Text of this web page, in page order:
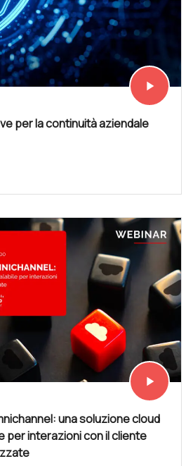
Vedi subito
play_arrow
per la continuità aziendale
Vedi subito
play_arrow
una soluzione cloud
per interazioni con il cliente